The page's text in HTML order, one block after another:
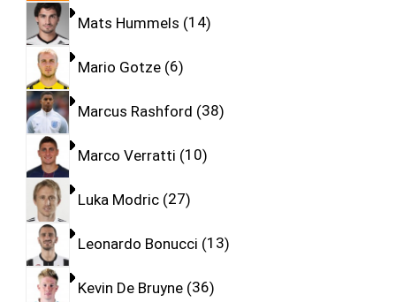
Mats Hummels 14
Mario Gotze 6
Marcus Rashford 38
Marco Verratti 10
Luka Modric 27
Leonardo Bonucci 13
Kevin De Bruyne 36